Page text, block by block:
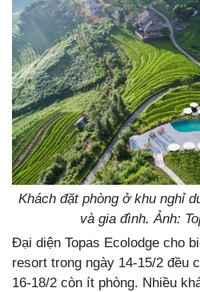
Khách đặt phòng ở khu nghỉ
và gia đình. Ảnh:
Đại diện Topas Ecolodge cho
resort trong ngày 14-15/2 đều
16-18/2 còn ít phòng. Nhiều